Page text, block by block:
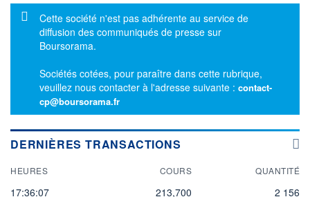
Message d'information
Cette société n'est pas adhérente au service de
diffusion des communiqués de presse sur
Boursorama.
Sociétés cotées, pour paraître dans cette rubrique,
veuillez nous contacter à l'adresse suivante : contact-
cp@boursorama.fr
DERNIÈRES TRANSACTIONS
HEURES COURS QUANTITÉ
17:36:07 213,700
2 156